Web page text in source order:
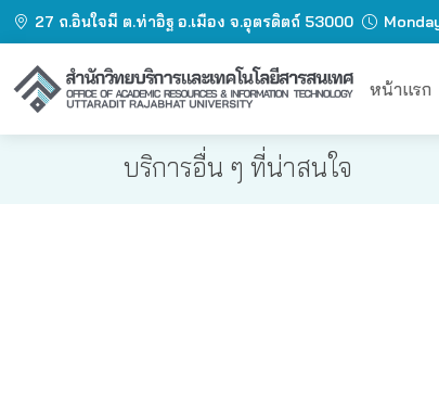
27 ถ.อินใจมี ต.ท่าอิฐ อ.เมือง จ.อุตรดิตถ์ 53000
หน้าแรก
บริการอื่น ๆ ที่น่าสนใจ